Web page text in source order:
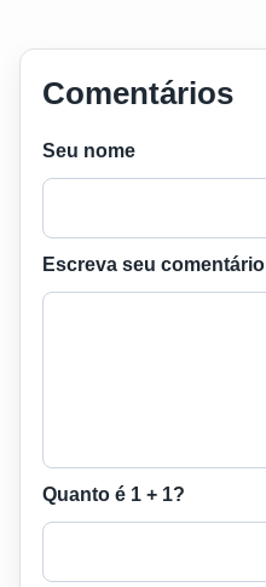
Comentários
Seu nome
Escreva seu comentário
Quanto é 1 + 1?